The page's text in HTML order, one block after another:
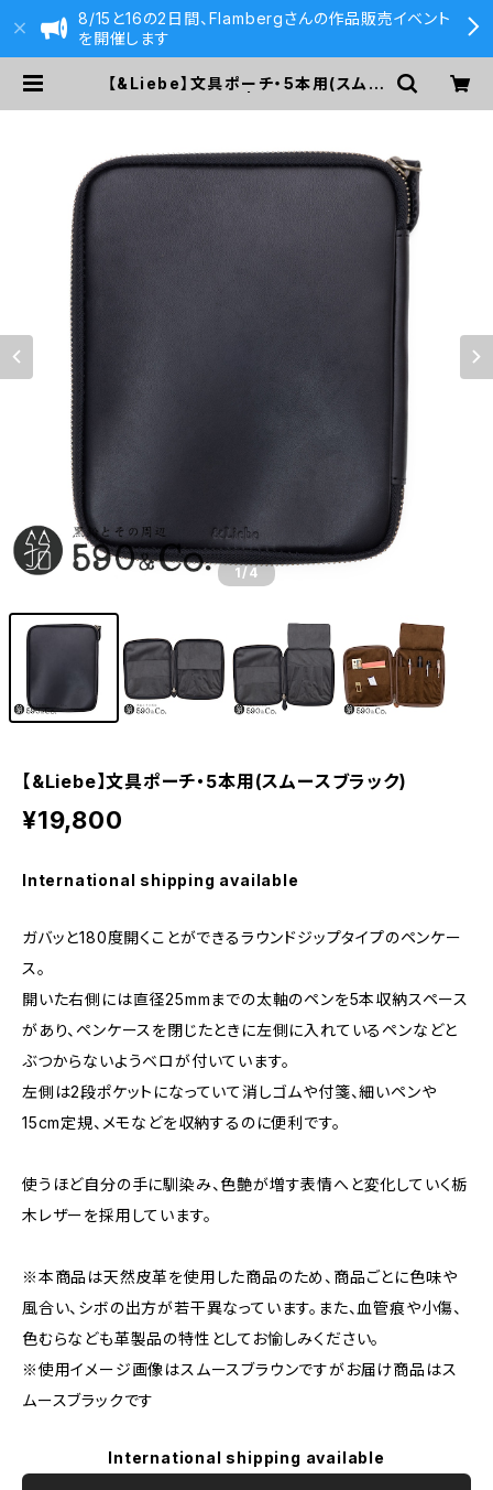
8/15と16の2日間、Flambergさんの作品販売イベント
を開催します
【&Liebe】文具ポーチ・5本用(スムー
1/4
【&Liebe】文具ポーチ・5本用(スムースブラック)
¥19,800
International shipping available
ガバッと180度開くことができるラウンドジップタイプのペンケー
ス。
開いた右側には直径25mmまでの太軸のペンを5本収納スペース
があり、ペンケースを閉じたときに左側に入れているペンなどと
ぶつからないようベロが付いています。
左側は2段ポケットになっていて消しゴムや付箋、細いペンや
15cm定規、メモなどを収納するのに便利です。
使うほど自分の手に馴染み、色艶が増す表情へと変化していく栃
木レザーを採用しています。
※本商品は天然皮革を使用した商品のため、商品ごとに色味や
風合い、シボの出方が若干異なっています。また、血管痕や小傷、
色むらなども革製品の特性としてお愉しみください。
※使用イメージ画像はスムースブラウンですがお届け商品はス
ムースブラックです
International shipping available